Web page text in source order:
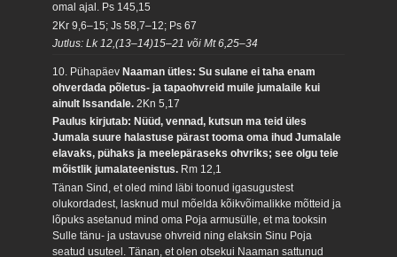
omal ajal. Ps 145,15
2Kr 9,6–15; Js 58,7–12; Ps 67
Jutlus: Lk 12,(13–14)15–21 või Mt 6,25–34
10. Pühapäev Naaman ütles: Su sulane ei taha enam
ohverdada põletus- ja tapaohvreid muile jumalaile kui
ainult Issandale.2Kn 5,17
Paulus kirjutab: Nüüd, vennad, kutsun ma teid üles
Jumala suure halastuse pärast tooma oma ihud Jumalale
elavaks, pühaks ja meelepäraseks ohvriks; see olgu teie
mõistlik jumalateenistus. Rm 12,1
Tänan Sind, et oled mind läbi toonud igasugustest
olukordadest, lasknud mul mõelda kõikvõimalikke mõtteid ja
lõpuks asetanud mind oma Poja armusülle, et ma tooksin
Sulle tänu- ja ustavuse ohvreid ning elaksin Sinu Poja
seatud usuteel. Tänan, et olen otsekui Naaman sattunud